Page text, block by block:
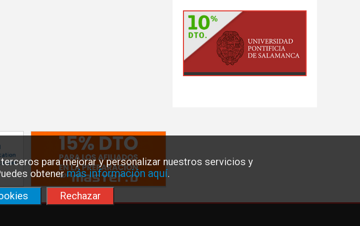
para mejorar y personalizar nuestros servicios y
obtenermás información aquí.
Rechazar